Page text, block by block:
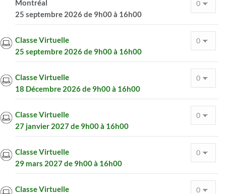
Montréal
25 septembre 2026 de 9h00 à 16h00
Classe Virtuelle
25 septembre 2026 de 9h00 à 16h00
Classe Virtuelle
18 Décembre 2026 de 9h00 à 16h00
Classe Virtuelle
27 janvier 2027 de 9h00 à 16h00
Classe Virtuelle
29 mars 2027 de 9h00 à 16h00
Classe Virtuelle